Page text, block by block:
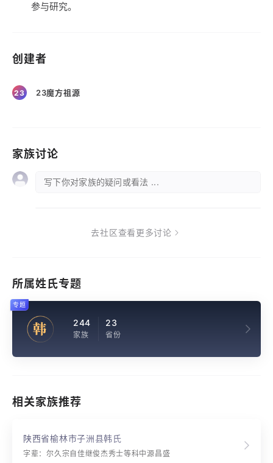
参与研究。
创建者
23 23魔方祖源
家族讨论
写下你对家族的疑问或看法 ...
去社区查看更多讨论
所属姓氏专题
韩 244
家族
23
省份
专题
相关家族推荐
陕西省榆林市子洲县韩氏
字辈：尔久宗自佳继俊杰秀士等科中源昌盛